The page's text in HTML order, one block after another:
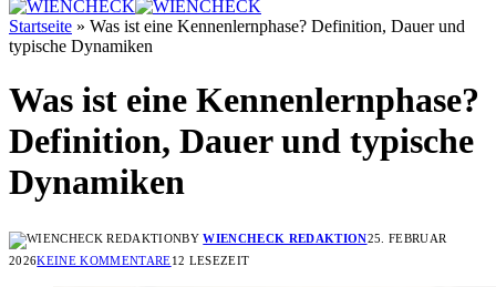
Startseite » Was ist eine Kennenlernphase? Definition, Dauer und
typische Dynamiken
Was ist eine Kennenlernphase?
Definition, Dauer und typische
Dynamiken
BY WIENCHECK REDAKTION25. FEBRUAR
2026KEINE KOMMENTARE12 LESEZEIT